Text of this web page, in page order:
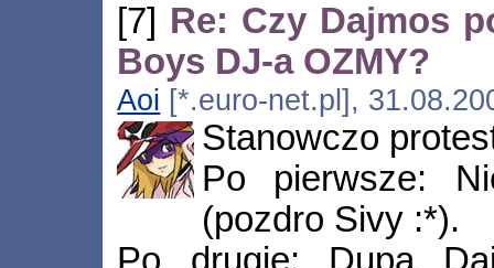
[7] Re: Czy Dajmos
Boys DJ-a OZMY?
Aoi [*.euro-net.pl],
Stanowczo
Po pierwsze:
(pozdro Sivy :*).